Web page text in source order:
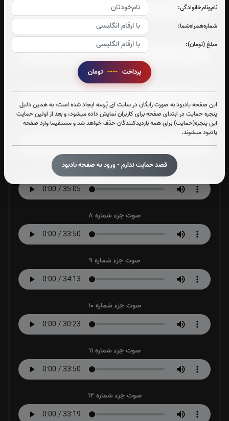
نام‌و‌نام‌خانوادگی:
شماره‌همراه‌شما:
مبلغ (تومان):
پرداخت ----
این صفحه یادبود به صورت رایگان در سایت آی پُرسه ایجاد شده است، به همین دلیل
پنجره حمایت در ابتدای صفحه برای کاربران نمایش داده میشود، و بعد از اولین حمایت
این پنجره(حمایت) برای همه بازدیدکنندگان حذف خواهد شد و مستقیما وارد صفحه
یادبود میشوند.
قصد حمایت ندارم - ورود به صفحه یادبود
صوت جزء شماره 4
صوت جزء شماره 5
صوت جزء شماره 6
صوت جزء شماره 7
صوت جزء شماره 8
صوت جزء شماره 9
صوت جزء شماره 10
صوت جزء شماره 11
صوت جزء شماره 12